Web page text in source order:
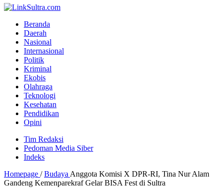
Beranda
Daerah
Nasional
Internasional
Politik
Kriminal
Ekobis
Olahraga
Teknologi
Kesehatan
Pendidikan
Opini
Tim Redaksi
Pedoman Media Siber
Indeks
Homepage / Budaya Anggota Komisi X DPR-RI, Tina Nur Alam
Gandeng Kemenparekraf Gelar BISA Fest di Sultra